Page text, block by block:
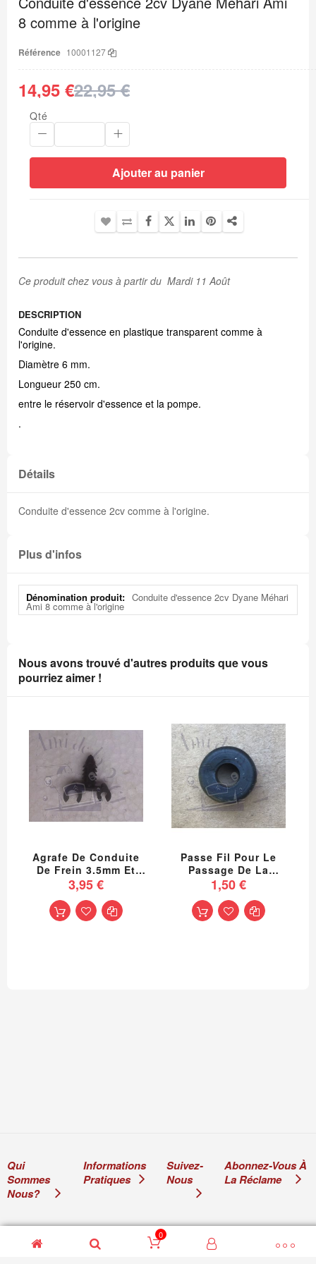
de
la
d’images
8 comme à l'origine
Référence 10001127
14,95 €22,95 €
Qté
Ajouter au panier
Ce produit chez vous à partir du Mardi 11 Août
DESCRIPTION
Conduite d'essence en plastique transparent comme à
l'origine.
Diamètre 6 mm.
Longueur 250 cm.
entre le réservoir d'essence et la pompe.
.
Détails
Conduite d'essence 2cv comme à l'origine.
Plus d'infos
Plus
d'infos
Conduite d'essence 2cv Dyane Méhari
Ami 8 comme à l'origine
Nous avons trouvé d'autres produits que vous
pourriez aimer !
Agrafe De Conduite
De Frein 3.5mm Et
D'essence Qualité
Supérieure 2cv
Méhari Dyane Ami 8
Acadiane
3,95 €
Passe Fil Pour Le
Passage De La
Conduite D'essence
Dans Le Châssis 2cv
Méhari Dyane
Acadiane Ami 8 Ami 6
1,50 €
Qui
Sommes
Nous?
Informations
Pratiques
Suivez-
Nous
Abonnez-Vous À
La Réclame
0